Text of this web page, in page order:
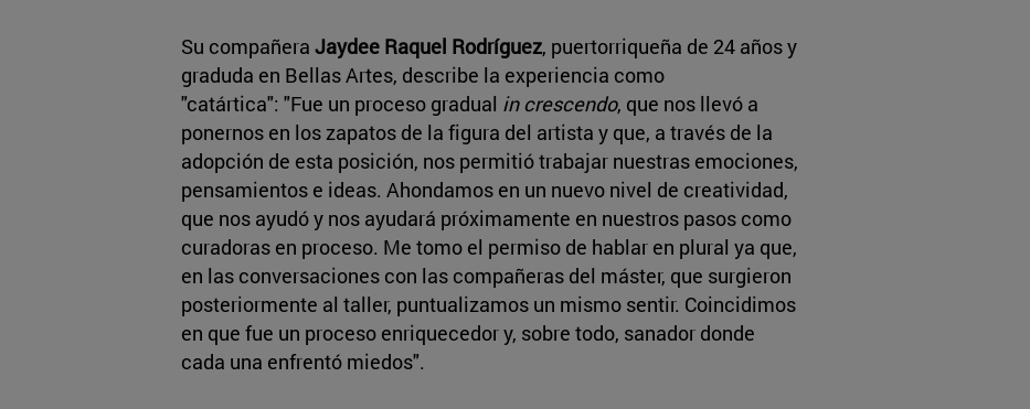
Su compañera Jaydee Raquel Rodríguez, puertorriqueña de 24 años y
graduda en Bellas Artes, describe la experiencia como
"catártica": "Fue un proceso gradual in crescendo, que nos llevó a
ponernos en los zapatos de la figura del artista y que, a través de la
adopción de esta posición, nos permitió trabajar nuestras emociones,
pensamientos e ideas. Ahondamos en un nuevo nivel de creatividad,
que nos ayudó y nos ayudará próximamente en nuestros pasos como
curadoras en proceso. Me tomo el permiso de hablar en plural ya que,
en las conversaciones con las compañeras del máster, que surgieron
posteriormente al taller, puntualizamos un mismo sentir. Coincidimos
en que fue un proceso enriquecedor y, sobre todo, sanador donde
cada una enfrentó miedos".